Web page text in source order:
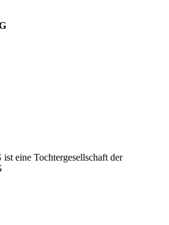
eine Tochtergesellschaft der